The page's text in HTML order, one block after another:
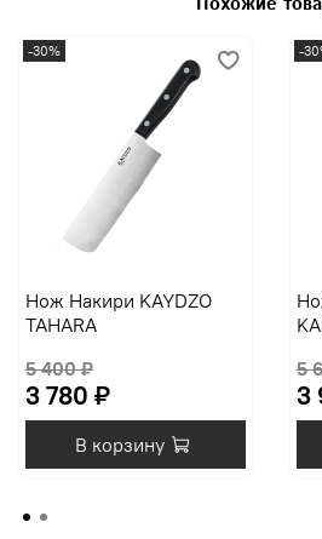
-30%
Нож Накири KAYDZO
TAHARA
5 400 ₽
3 780 ₽
В корзину
-
5
3